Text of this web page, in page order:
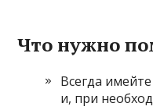
Что нужно
Всегда
и, при